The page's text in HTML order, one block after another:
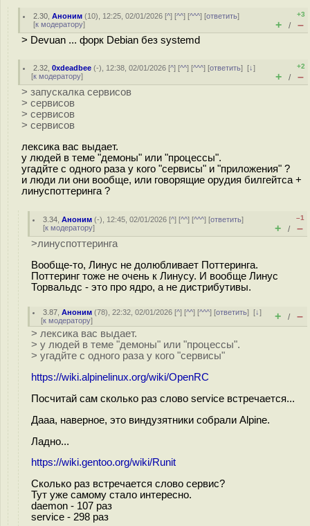
2.30 ,Аноним (10), 12:25, 02/01/2026 [^] [^^] [^^^] [ответить]
[к модератору]
+3
+ / –
> Devuan ... форк Debian без systemd
2.32 ,0xdeadbee (-), 12:38, 02/01/2026 [^] [^^] [^^^] [ответить][↓]
[к модератору]
+2
+ / –
> запускалка сервисов
> сервисов
> сервисов
> сервисов
лексика вас выдает.
у людей в теме "демоны" или "процессы".
угадйте с одного раза у кого "сервисы" и "приложения" ?
и люди ли они вообще, или говорящие орудия билгейтса +
линуспоттеринга ?
3.34 ,Аноним (-), 12:45, 02/01/2026 [^] [^^] [^^^] [ответить]
[к модератору]
–1
+ / –
>линуспоттеринга
Вообще-то, Линус не долюбливает Поттеринга.
Поттеринг тоже не очень к Линусу. И вообще Линус
Торвальдс - это про ядро, а не дистрибутивы.
3.87 ,Аноним (78), 22:32, 02/01/2026 [^] [^^] [^^^] [ответить][↓]
[к модератору] + / –
> лексика вас выдает.
> у людей в теме "демоны" или "процессы".
> угадйте с одного раза у кого "сервисы"
https://wiki.alpinelinux.org/wiki/OpenRC
Посчитай сам сколько раз слово service встречается...
Дааа, наверное, это виндузятники собрали Alpine.
Ладно...
https://wiki.gentoo.org/wiki/Runit
Сколько раз встречается слово сервис?
Тут уже самому стало интересно.
daemon - 107 раз
service - 298 раз